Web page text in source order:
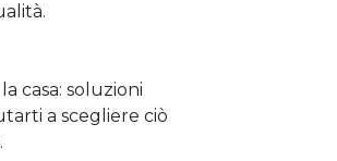
casa: soluzioni
a scegliere ciò